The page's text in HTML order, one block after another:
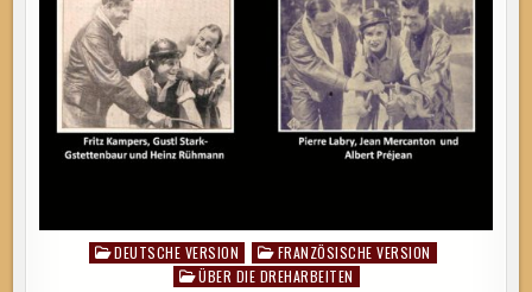
Posted
DEUTSCHE VERSION
FRANZÖSISCHE VERSION
ÜBER DIE DREHARBEITEN